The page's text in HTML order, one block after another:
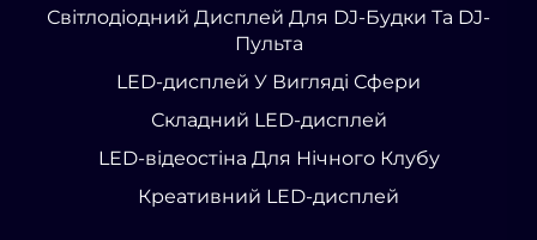
Світлодіодний Дисплей Для DJ-Будки Та DJ-
Пульта
LED-дисплей У Вигляді Сфери
Складний LED-дисплей
LED-відеостіна Для Нічного Клубу
Креативний LED-дисплей